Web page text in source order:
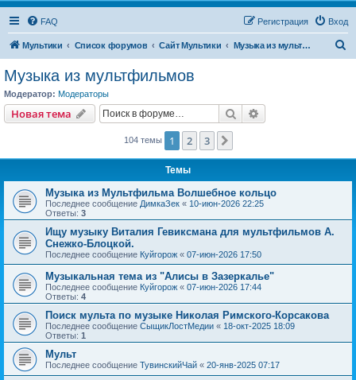
FAQ Вход
Регистрация
Мультики Список форумов Сайт Мультики Музыка из мультфильмов
Музыка из мультфильмов
Модератор: Модераторы
Новая тема Поиск
104 темы 1 2 3
Темы
Музыка из Мультфильма Волшебное кольцо
Последнее сообщение ДимкаЗек « 10-июн-2026 22:25
Ответы: 3
Ищу музыку Виталия Гевиксмана для мультфильмов А.
Снежко-Блоцкой.
Последнее сообщение Куйгорож « 07-июн-2026 17:50
Музыкальная тема из "Алисы в Зазеркалье"
Последнее сообщение Куйгорож « 07-июн-2026 17:44
Ответы: 4
Поиск мульта по музыке Николая Римского-Корсакова
Последнее сообщение СыщикЛостМедии « 18-окт-2025 18:09
Ответы: 1
Мульт
Последнее сообщение ТувинскийЧай « 20-янв-2025 07:17